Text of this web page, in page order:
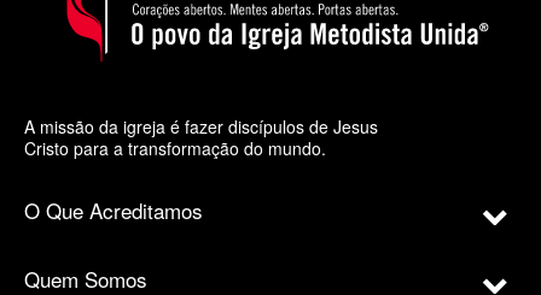
A missão da igreja é fazer discípulos de Jesus
Cristo para a transformação do mundo.
O Que Acreditamos
Quem Somos